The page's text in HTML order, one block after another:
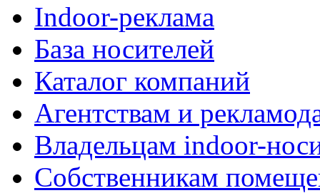
Indoor-реклама
База носителей
Каталог компаний
Агентствам и
Владельцам indoor-
Собственникам